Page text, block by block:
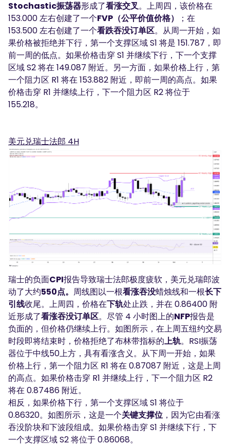
Stochastic振荡器形成了看涨交叉。上周四，该价格在
153.000 左右创建了一个FVP（公平价值价格）
；在
153.500 左右创建了一个看跌吞没订单区。从周一开始，如
果价格被拒绝并下行，第一个支撑区域 S1 将是 151.787，即
前一周的低点。如果价格击穿 S1 并继续下行，下一个支撑
区域 S2 将在 149.087 附近。另一方面，如果价格上行，第
一个阻力区 R1 将在 153.882 附近，即前一周的高点。如果
价格击穿 R1 并继续上行，下一个阻力区 R2 将位于
155.218。
美元兑瑞士法郎 4H
瑞士的负面CPI报告导致瑞士法郎极度疲软，美元兑瑞郎波
动了大约550点。 周线图以一根看涨吞没蜡烛线和一根长下
引线收尾。上周四，价格在下轨处止跌，并在 0.86400 附
近形成了看涨吞没订单区。尽管 4 小时图上的NFP报告是
负面的，但价格仍继续上行。如图所示，在上周五纽约交易
时段即将结束时，价格拒绝了布林带指标的上轨。RSI振荡
器位于中线50上方，具有看涨含义。从下周一开始，如果
价格上行，第一个阻力区 R1 将在 0.87087 附近，这是上周
的高点。如果价格击穿 R1 并继续上行，下一个阻力区 R2
将在 0.87486 附近。
相反，如果价格下行，第一个支撑区域 S1 将位于
0.86320。如图所示，这是一个关键支撑位，因为它由看涨
吞没阶块和下波段组成。如果价格击穿 S1 并继续下行，下
一个支撑区域 S2 将位于 0.86068。